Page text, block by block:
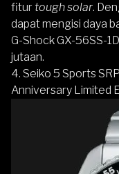
fitur tough solar.
dapat mengisi daya
G-Shock GX-56SS-
jutaan.
4. Seiko 5 Sports
Anniversary Limited